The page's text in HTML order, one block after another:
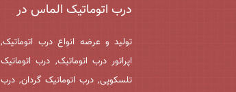
درب اتوماتیک الماس در
تولید و عرضه انواع درب اتوماتیک,
اپراتور درب اتوماتیک, درب اتوماتیک
تلسکوپی, درب اتوماتیک گردان, درب